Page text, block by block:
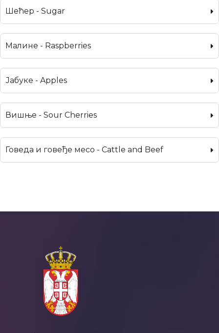
Шећер - Sugar
Малине - Raspberries
Јабуке - Apples
Вишње - Sour Cherries
Говеда и говеђе месо - Cattle and Beef